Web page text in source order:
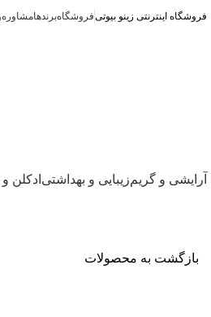
فروشگاه اینترنتی زینو بیوتیفروشگاهبرندهامشاوره
آرایشی و گریمزیبایی و بهداشتی ادکلن
بازگشت به محصولات